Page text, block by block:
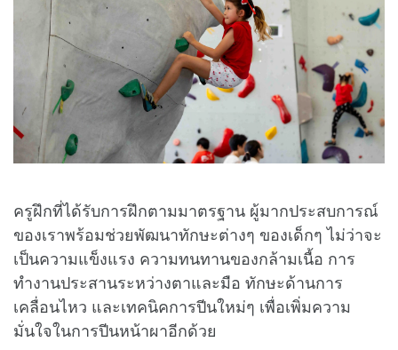
ครูฝึกที่ได้รับการฝึกตามมาตรฐาน ผู้มากประสบการณ์
ของเราพร้อมช่วยพัฒนาทักษะต่างๆ ของเด็กๆ ไม่ว่าจะ
เป็นความแข็งแรง ความทนทานของกล้ามเนื้อ การ
ทำงานประสานระหว่างตาและมือ ทักษะด้านการ
เคลื่อนไหว และเทคนิคการปีนใหม่ๆ เพื่อเพิ่มความ
มั่นใจในการปีนหน้าผาอีกด้วย